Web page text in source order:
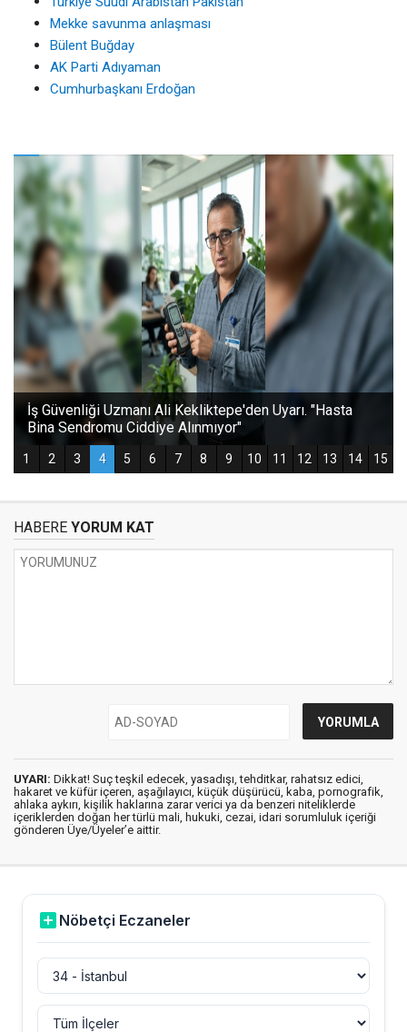
Mekke savunma anlaşması
Bülent Buğday
AK Parti Adıyaman
Cumhurbaşkanı Erdoğan
HABERE YORUM KAT
UYARI: Dikkat! Suç teşkil edecek, yasadışı, tehditkar, rahatsız edici,
hakaret ve küfür içeren, aşağılayıcı, küçük düşürücü, kaba, pornografik,
ahlaka aykırı, kişilik haklarına zarar verici ya da benzeri niteliklerde
içeriklerden doğan her türlü mali, hukuki, cezai, idari sorumluluk içeriği
gönderen Üye/Üyeler’e aittir.